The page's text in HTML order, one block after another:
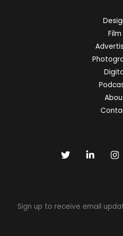
Film
Sign up to receive email